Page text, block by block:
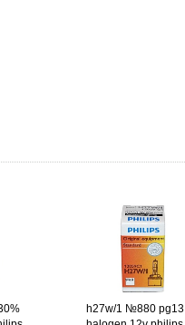
h27w/1 №880 pg13